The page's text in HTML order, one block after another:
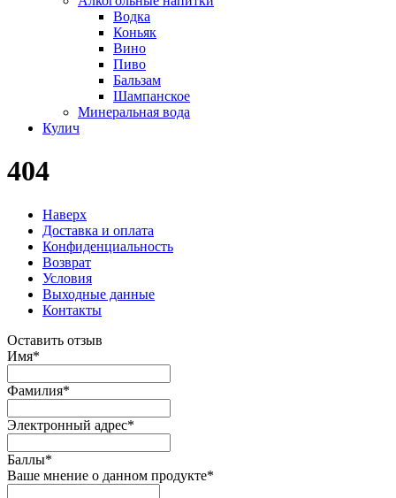
Водка
Коньяк
Вино
Пиво
Бальзам
Шампанское
Минеральная вода
Кулич
404
Наверх
Доставка и оплата
Конфиденциальность
Возврат
Условия
Выходные данные
Контакты
Оставить отзыв
Имя*
Фамилия*
Электронный адрес*
Баллы*
Ваше мнение о данном продукте*